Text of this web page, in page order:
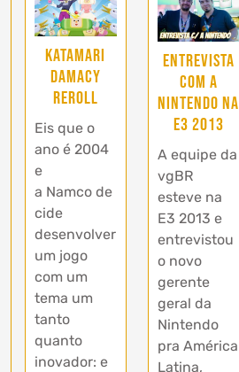
Katamari
Damacy
Reroll
Eis que o
ano é 2004
e
a Namco de
cide
desenvolver
um jogo
com um
tema um
tanto
quanto
inovador: e
Entrevista
com a
Nintendo na
E3 2013
A equipe da
vgBR
esteve na
E3 2013 e
entrevistou
o novo
gerente
geral da
Nintendo
pra América
Latina,